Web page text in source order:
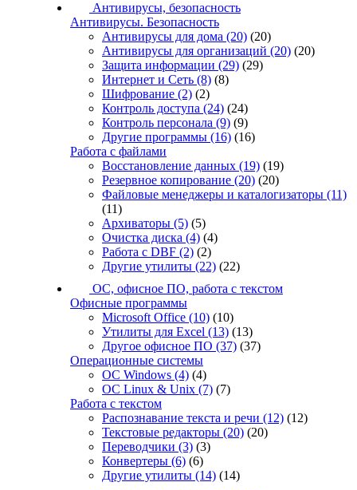
Антивирусы, безопасность
Антивирусы. Безопасность
Антивирусы для дома (20) (20)
Антивирусы для организаций (20) (20)
Защита информации (29) (29)
Интернет и Сеть (8) (8)
Шифрование (2) (2)
Контроль доступа (24) (24)
Контроль персонала (9) (9)
Другие программы (16) (16)
Работа с файлами
Восстановление данных (19) (19)
Резервное копирование (20) (20)
Файловые менеджеры и каталогизаторы (11)
(11)
Архиваторы (5) (5)
Очистка диска (4) (4)
Работа с DBF (2) (2)
Другие утилиты (22) (22)
ОС, офисное ПО, работа с текстом
Офисные программы
Microsoft Office (10) (10)
Утилиты для Excel (13) (13)
Другое офисное ПО (37) (37)
Операционные системы
ОС Windows (4) (4)
ОС Linux & Unix (7) (7)
Работа с текстом
Распознавание текста и речи (12) (12)
Текстовые редакторы (20) (20)
Переводчики (3) (3)
Конвертеры (6) (6)
Другие утилиты (14) (14)